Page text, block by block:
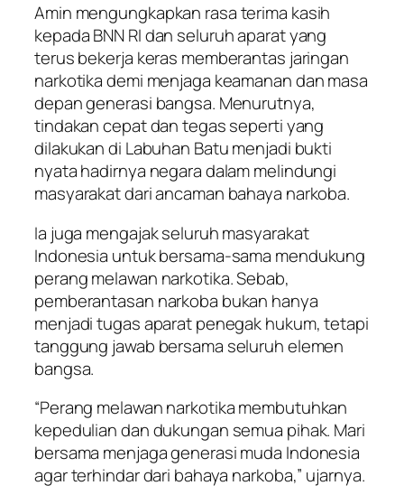
Amin mengungkapkan rasa terima kasih
kepada BNN RI dan seluruh aparat yang
terus bekerja keras memberantas jaringan
narkotika demi menjaga keamanan dan masa
depan generasi bangsa. Menurutnya,
tindakan cepat dan tegas seperti yang
dilakukan di Labuhan Batu menjadi bukti
nyata hadirnya negara dalam melindungi
masyarakat dari ancaman bahaya narkoba.
Ia juga mengajak seluruh masyarakat
Indonesia untuk bersama-sama mendukung
perang melawan narkotika. Sebab,
pemberantasan narkoba bukan hanya
menjadi tugas aparat penegak hukum, tetapi
tanggung jawab bersama seluruh elemen
bangsa.
“Perang melawan narkotika membutuhkan
kepedulian dan dukungan semua pihak. Mari
bersama menjaga generasi muda Indonesia
agar terhindar dari bahaya narkoba,” ujarnya.